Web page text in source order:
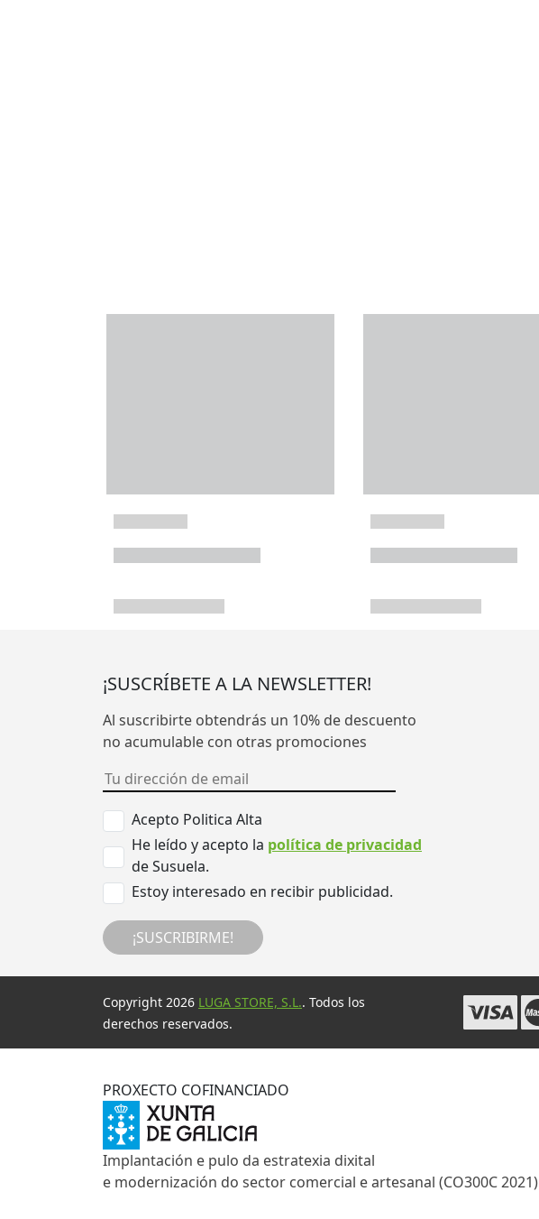
¡SUSCRÍBETE A LA NEWSLETTER!
Al suscribirte obtendrás un 10% de descuento
no acumulable con otras promociones
Acepto Politica Alta
He leído y acepto la política de privacidad
de Susuela.
Estoy interesado en recibir publicidad.
¡SUSCRIBIRME!
Copyright 2026 LUGA STORE, S.L.. Todos los
derechos reservados.
PROXECTO COFINANCIADO
Implantación e pulo da estratexia dixital
e modernización do sector comercial e artesanal (CO300C 2021)